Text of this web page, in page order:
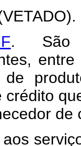
.
de
crédito
de